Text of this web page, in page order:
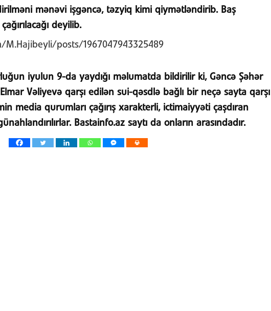
mənəvi işgəncə, təzyiq kimi qiymətləndirib. Baş
deyilib.
posts/1967047943325489
iyulun 9-da yaydığı məlumatda bildirilir ki, Gəncə Şəhər
Elmar Vəliyevə qarşı edilən sui-qəsdlə bağlı bir neçə sayta qarşı
media qurumları çağırış xarakterli, ictimaiyyəti çaşdıran
Bastainfo.az saytı da onların arasındadır.